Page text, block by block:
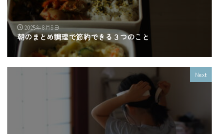
2025年8月9日
朝のまとめ調理で節約できる３つのこと
Next